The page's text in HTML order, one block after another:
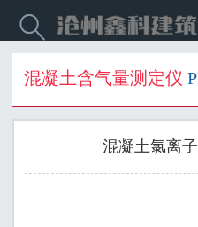

混凝土含气量测定仪
混凝土氯离